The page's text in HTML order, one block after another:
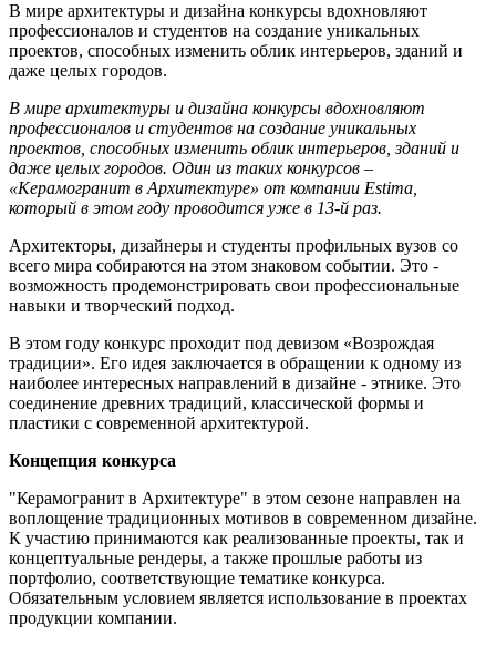
В мире архитектуры и дизайна конкурсы вдохновляют
профессионалов и студентов на создание уникальных
проектов, способных изменить облик интерьеров, зданий и
даже целых городов.
В мире архитектуры и дизайна конкурсы вдохновляют
профессионалов и студентов на создание уникальных
проектов, способных изменить облик интерьеров, зданий и
даже целых городов. Один из таких конкурсов –
«Керамогранит в Архитектуре» от компании Estima,
который в этом году проводится уже в 13-й раз.
Архитекторы, дизайнеры и студенты профильных вузов со
всего мира собираются на этом знаковом событии. Это -
возможность продемонстрировать свои профессиональные
навыки и творческий подход.
В этом году конкурс проходит под девизом «Возрождая
традиции». Его идея заключается в обращении к одному из
наиболее интересных направлений в дизайне - этнике. Это
соединение древних традиций, классической формы и
пластики с современной архитектурой.
Концепция конкурса
"Керамогранит в Архитектуре" в этом сезоне направлен на
воплощение традиционных мотивов в современном дизайне.
К участию принимаются как реализованные проекты, так и
концептуальные рендеры, а также прошлые работы из
портфолио, соответствующие тематике конкурса.
Обязательным условием является использование в проектах
продукции компании.